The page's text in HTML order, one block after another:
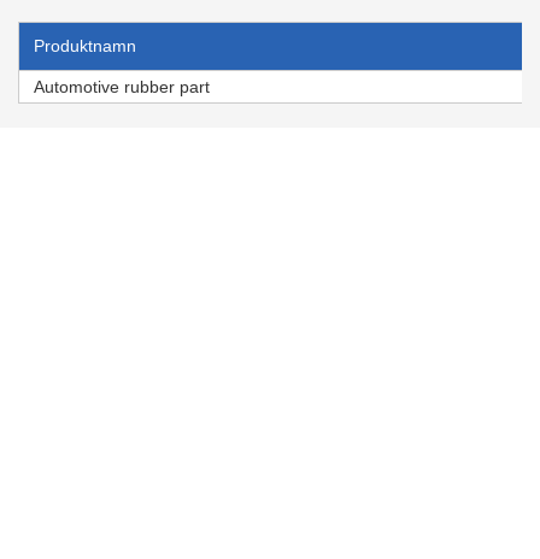
Produktnamn
Automotive rubber part